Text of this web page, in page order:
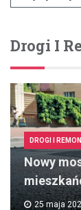
Drogi I
DROGI I
Nowy
25 maja